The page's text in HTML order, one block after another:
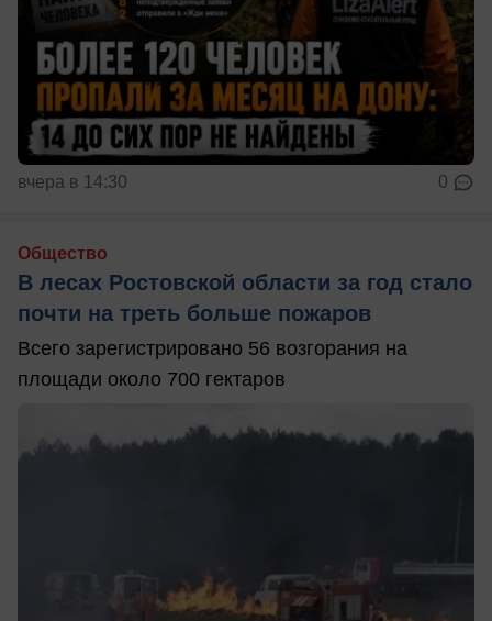
вчера в 14:30 0
Общество
В лесах Ростовской области за год стало
почти на треть больше пожаров
Всего зарегистрировано 56 возгорания на
площади около 700 гектаров